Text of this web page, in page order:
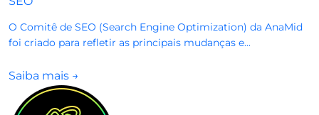
O Comitê de SEO (Search Engine Optimization) da AnaMid
foi criado para refletir as principais mudanças e...
Saiba mais →